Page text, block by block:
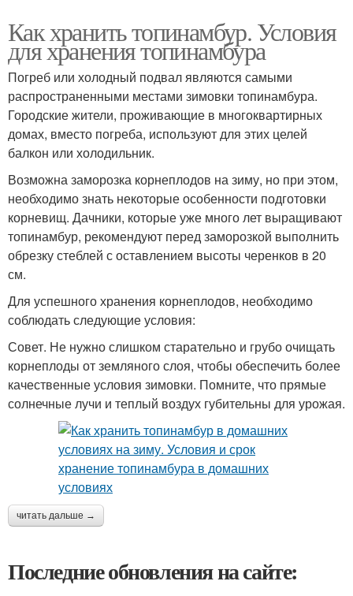
Как хранить топинамбур. Условия
для хранения топинамбура
Погреб или холодный подвал являются самыми
распространенными местами зимовки топинамбура.
Городские жители, проживающие в многоквартирных
домах, вместо погреба, используют для этих целей
балкон или холодильник.
Возможна заморозка корнеплодов на зиму, но при этом,
необходимо знать некоторые особенности подготовки
корневищ. Дачники, которые уже много лет выращивают
топинамбур, рекомендуют перед заморозкой выполнить
обрезку стеблей с оставлением высоты черенков в 20
см.
Для успешного хранения корнеплодов, необходимо
соблюдать следующие условия:
Совет. Не нужно слишком старательно и грубо очищать
корнеплоды от земляного слоя, чтобы обеспечить более
качественные условия зимовки. Помните, что прямые
солнечные лучи и теплый воздух губительны для урожая.
читать дальше →
Последние обновления на сайте: